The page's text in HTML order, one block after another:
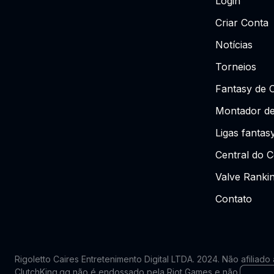
Criar Conta
Notícias
Torneios
Fantasy de
Montador
Ligas
Central do
Valve
Contato
Rigoletto Caires Entretenimento Digital LTDA. 2024. Não afiliado
ClutchKing.gg não é endossado pela Riot Games e não